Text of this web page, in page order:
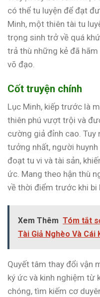
có thể tu luyện để đạt
Minh, một thiên tài tu
trọng sinh trở về quá
trả thù những kẻ đã
võ đạo.
Cốt truyện chính
Lục Minh, kiếp trước là
thiên phú vượt trội và
cường giả đỉnh cao. Tuy
tưởng nhất, người
đoạt tu vi và tài sản,
ức. Mang theo hận thù
về thời điểm trước khi bi
Xem Thêm Tóm tắt
Tài Giả Nghèo Và Cái
Quyết tâm thay đổi vận
ký ức và kinh nghiệm từ
chóng, tìm kiếm cơ